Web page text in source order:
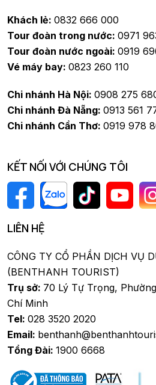
Khách lẻ: 0832 666 000
Tour đoàn trong nước: 0971
Tour đoàn nước ngoài: 0919
Vé máy bay: 0823 260 110
Chi nhánh Hà Nội: 0908 275
Chi nhánh Đà Nẵng: 0913 561
Chi nhánh Cần Thơ: 0919 978
KẾT NỐI VỚI CHÚNG TÔI
LIÊN HỆ
CÔNG TY CỔ PHẦN DỊCH VỤ
(BENTHANH TOURIST)
Trụ sở: 70 Lý Tự Trọng,
Chí Minh
Tel: 028 3520 2020
Email:
Tổng Đài: 1900 6668